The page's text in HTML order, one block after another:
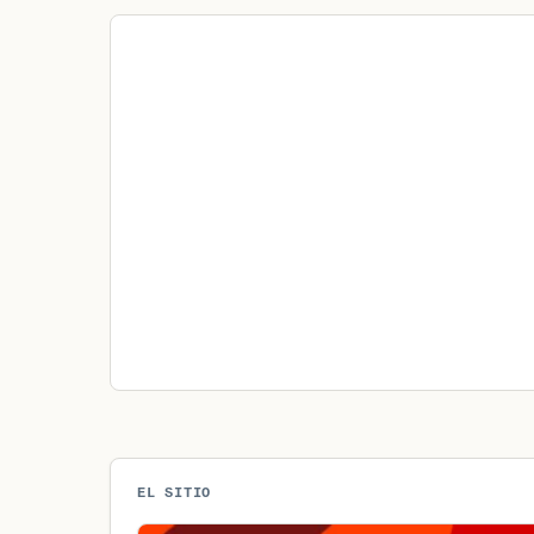
EL SITIO